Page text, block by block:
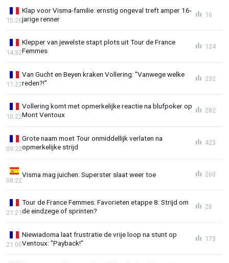
Klap voor Visma-familie: ernstig ongeval treft amper 16-
jarige renner
15:26
16
Klepper van jewelste stapt plots uit Tour de France
Femmes
14:32
124
Van Gucht en Beyen kraken Vollering: "Vanwege welke
reden?!"
11:22
232
Vollering komt met opmerkelijke reactie na blufpoker op
Mont Ventoux
10:22
282
Grote naam moet Tour onmiddellijk verlaten na
opmerkelijke strijd
09:22
423
Visma mag juichen: Superster slaat weer toe
08:22
260
Tour de France Femmes: Favorieten etappe 8: Strijd om
de eindzege of sprinten?
21:21
26
Niewiadoma laat frustratie de vrije loop na stunt op
Ventoux: "Payback!"
21:00
173